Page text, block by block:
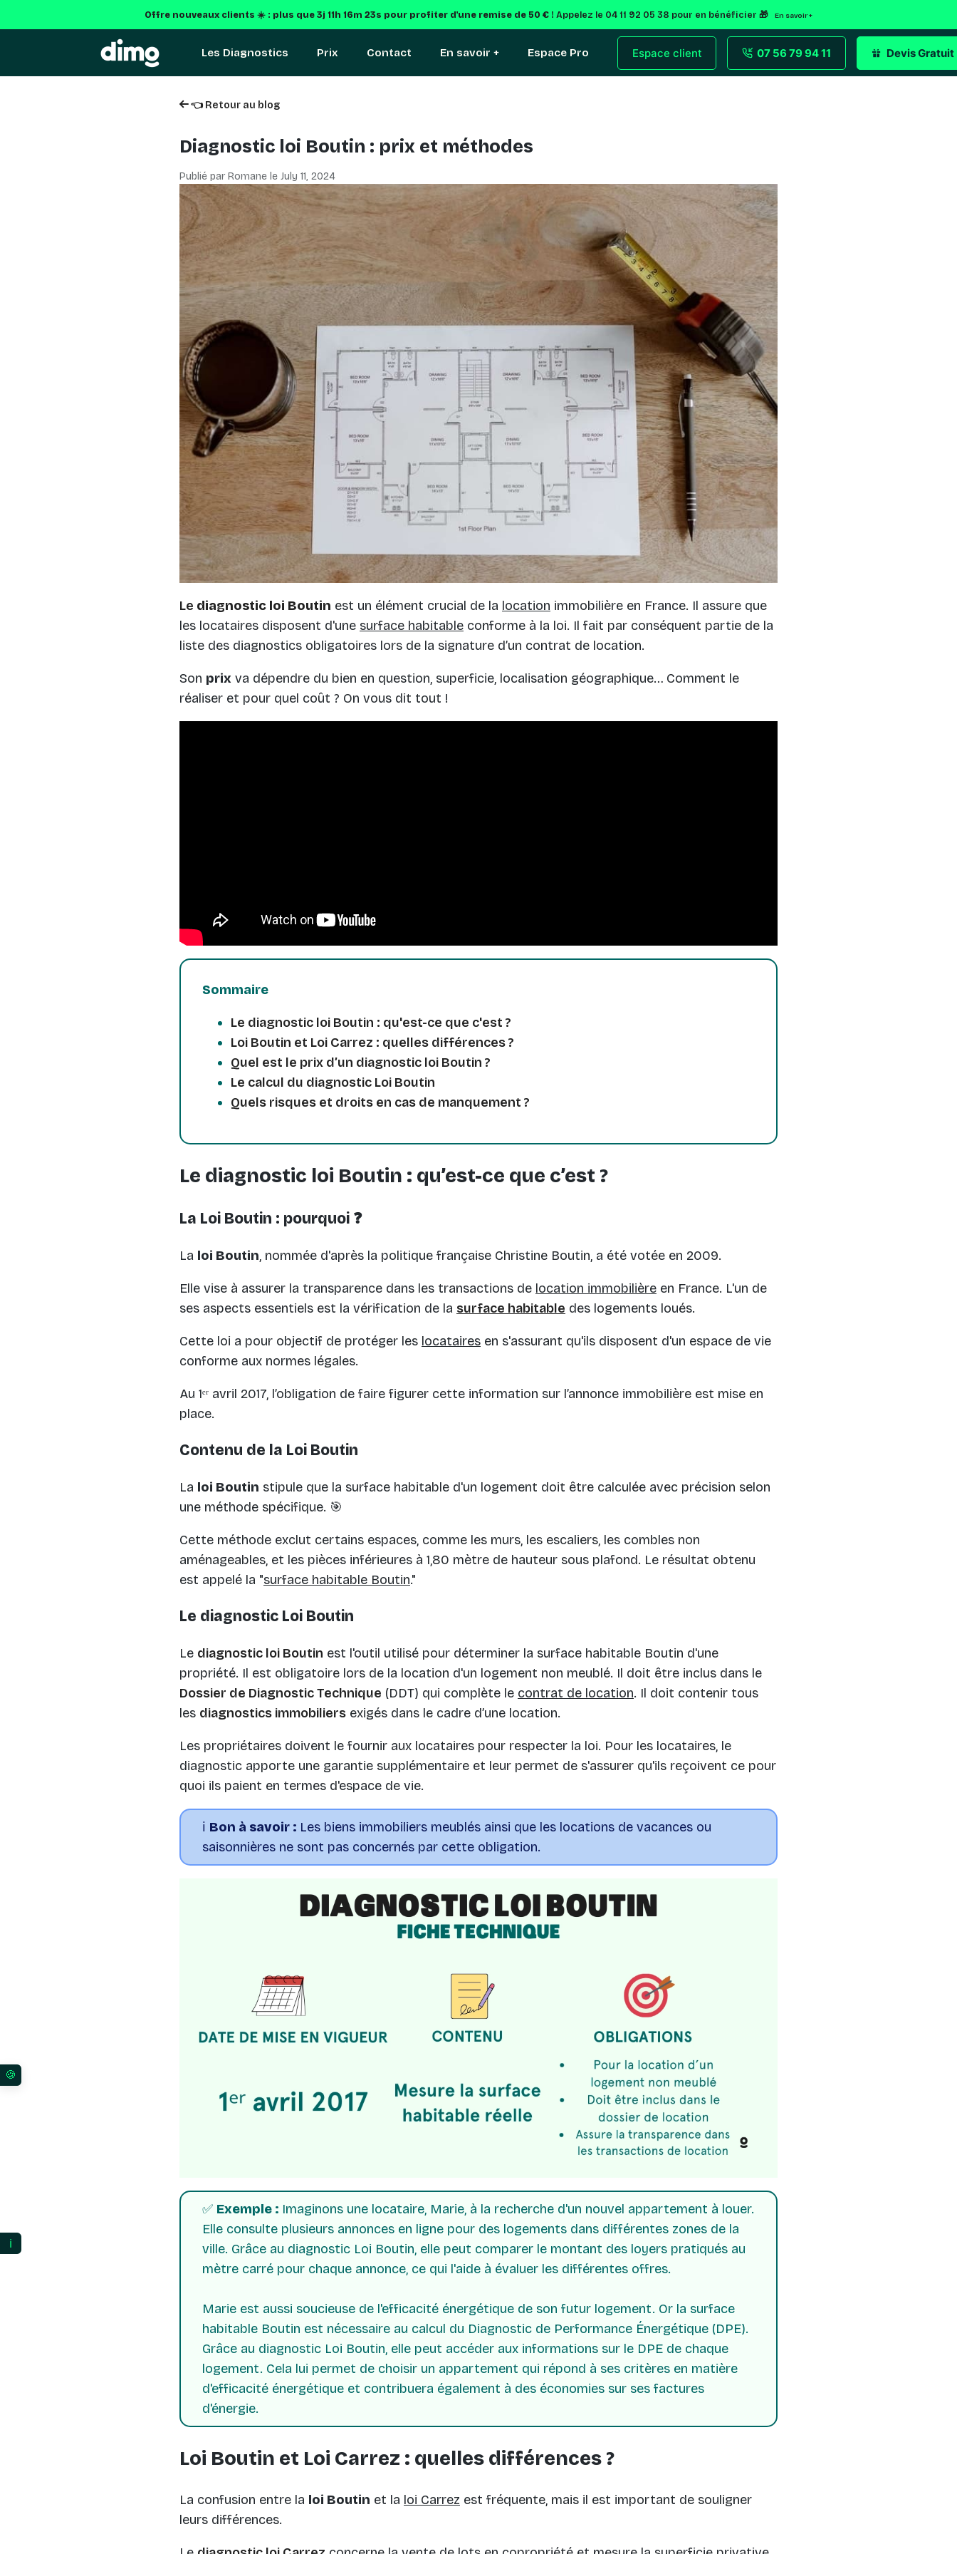
Offre nouveaux clients ☀️ : plus que 3j 11h 16m 22s pour profiter d'une remise de 50 € ! Appelez le 04 11 92 05 38 pour en bénéficier 🎁 En savoir +
Les Diagnostics Prix Contact En savoir + Espace Pro Espace client 07 56 79 94 11 Devis Gratuit
👈 Retour au blog
Diagnostic loi Boutin : prix et méthodes
Publié par Romane le July 11, 2024
Le diagnostic loi Boutin est un élément crucial de la location immobilière en France. Il assure que
les locataires disposent d'une surface habitable conforme à la loi. Il fait par conséquent partie de la
liste des diagnostics obligatoires lors de la signature d’un contrat de location.
Son prix va dépendre du bien en question, superficie, localisation géographique… Comment le
réaliser et pour quel coût ? On vous dit tout !
Sommaire
Le diagnostic loi Boutin : qu'est-ce que c'est ?
Loi Boutin et Loi Carrez : quelles différences ?
Quel est le prix d’un diagnostic loi Boutin ?
Le calcul du diagnostic Loi Boutin
Quels risques et droits en cas de manquement ?
Le diagnostic loi Boutin : qu’est-ce que c’est ?
La Loi Boutin : pourquoi ❓
La loi Boutin, nommée d'après la politique française Christine Boutin, a été votée en 2009.
Elle vise à assurer la transparence dans les transactions de location immobilière en France. L'un de
ses aspects essentiels est la vérification de la surface habitable des logements loués.
Cette loi a pour objectif de protéger les locataires en s'assurant qu'ils disposent d'un espace de vie
conforme aux normes légales.
Au 1ᵉʳ avril 2017, l’obligation de faire figurer cette information sur l’annonce immobilière est mise en
place.
Contenu de la Loi Boutin
La loi Boutin stipule que la surface habitable d'un logement doit être calculée avec précision selon
une méthode spécifique. 🎯
Cette méthode exclut certains espaces, comme les murs, les escaliers, les combles non
aménageables, et les pièces inférieures à 1,80 mètre de hauteur sous plafond. Le résultat obtenu
est appelé la "surface habitable Boutin."
Le diagnostic Loi Boutin
Le diagnostic loi Boutin est l'outil utilisé pour déterminer la surface habitable Boutin d'une
propriété. Il est obligatoire lors de la location d'un logement non meublé. Il doit être inclus dans le
Dossier de Diagnostic Technique (DDT) qui complète le contrat de location. Il doit contenir tous
les diagnostics immobiliers exigés dans le cadre d’une location.
Les propriétaires doivent le fournir aux locataires pour respecter la loi. Pour les locataires, le
diagnostic apporte une garantie supplémentaire et leur permet de s'assurer qu'ils reçoivent ce pour
quoi ils paient en termes d'espace de vie.
ℹ️ Bon à savoir : Les biens immobiliers meublés ainsi que les locations de vacances ou
saisonnières ne sont pas concernés par cette obligation.
✅ Exemple : Imaginons une locataire, Marie, à la recherche d'un nouvel appartement à louer.
Elle consulte plusieurs annonces en ligne pour des logements dans différentes zones de la
ville. Grâce au diagnostic Loi Boutin, elle peut comparer le montant des loyers pratiqués au
mètre carré pour chaque annonce, ce qui l'aide à évaluer les différentes offres.
Marie est aussi soucieuse de l'efficacité énergétique de son futur logement. Or la surface
habitable Boutin est nécessaire au calcul du Diagnostic de Performance Énergétique (DPE).
Grâce au diagnostic Loi Boutin, elle peut accéder aux informations sur le DPE de chaque
logement. Cela lui permet de choisir un appartement qui répond à ses critères en matière
d'efficacité énergétique et contribuera également à des économies sur ses factures
d'énergie.
Loi Boutin et Loi Carrez : quelles différences ?
La confusion entre la loi Boutin et la loi Carrez est fréquente, mais il est important de souligner
leurs différences.
Vos préférences en matière de consentement pour les technologies de suivi
ℹ️